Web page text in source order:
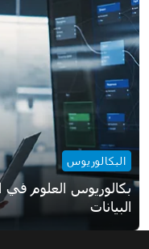
البكالوريوس
بكالوريوس العلوم
البيانات